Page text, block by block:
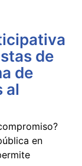
de
de
al
en